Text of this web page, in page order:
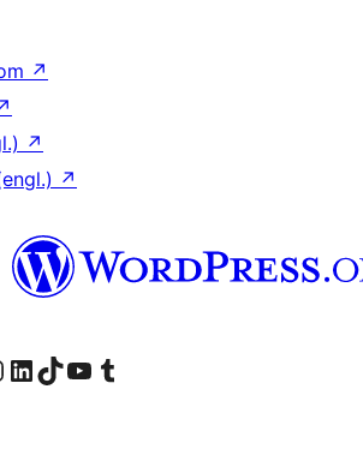
↗
↗
↗
besuchen
WordPress.org besuchen
Konto von WordPress.org besuchen
Das LinkedIn-Konto von WordPress.org besuchen
Das TikTok-Konto von WordPress.org besuchen
Den YouTube-Kanal von WordPress.org besuchen
Das Tumblr-Konto von WordPress.org besuchen